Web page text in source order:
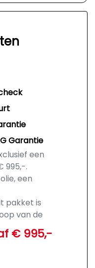
Garantie
een
995,-.
een
pakket is
van de
€ 995,-